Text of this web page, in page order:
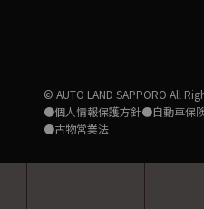
© AUTO LAND SAPPORO All
●個人情報保護方針●自動車保
●古物営業法